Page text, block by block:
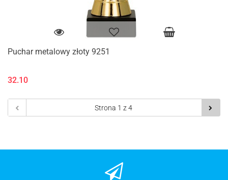
Puchar metalowy złoty 9251
32.10